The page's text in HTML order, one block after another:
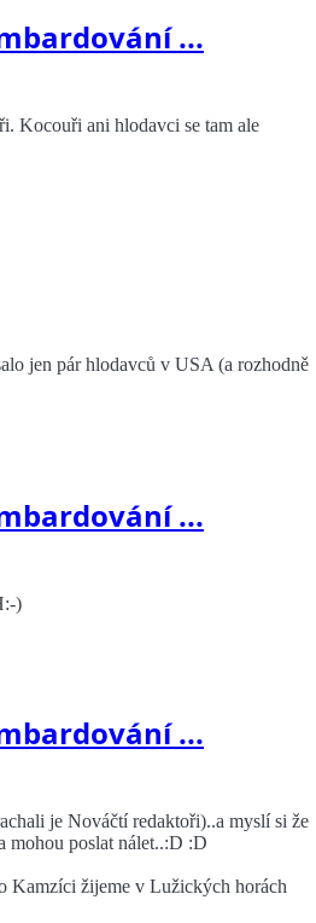
...
Kocouři ani hlodavci se tam ale
jen pár hlodavců v USA (a rozhodně
...
)
...
je Nováčtí redaktoři)..a myslí si že
mohou poslat nálet..:D :D
Kamzíci žijeme v Lužických horách